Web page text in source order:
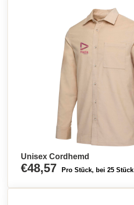
Unisex Cordhemd
€48,57 Pro Stück, bei 25 Stück